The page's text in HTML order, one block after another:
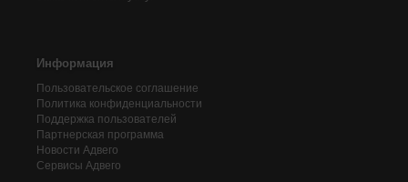
Информация
Пользовательское соглашение
Политика конфиденциальности
Поддержка пользователей
Партнерская программа
Новости Адвего
Сервисы Адвего